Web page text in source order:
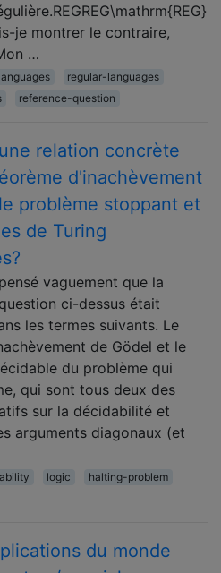
je montrer le contraire,
…
regular-languages
reference-question
relation concrète
d'inachèvement
problème stoppant et
de Turing
vaguement que la
ci-dessus était
les termes suivants. Le
de Gödel et le
du problème qui
qui sont tous deux des
sur la décidabilité et
arguments diagonaux (et
logic
halting-problem
du monde